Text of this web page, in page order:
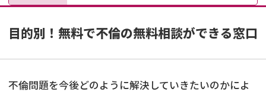
目的別！無料で不倫の無料相談ができる窓口
不倫問題を今後どのように解決していきたいのかによ